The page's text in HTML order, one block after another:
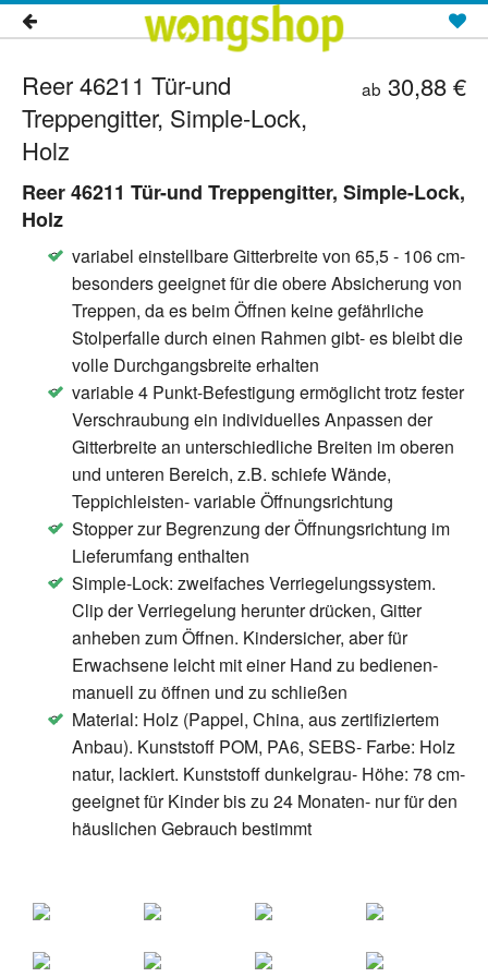
Die besten Produkte
Jeden hat mit Sicherheit schon ein Mal die Frage
gequält: Welches Produkt soll ich bei der grossen
Das Team von Wongshop hat es sich zur Aufgabe
gemacht, dieses Problem ein für alle Mal aus der Welt zu
schaffen indem wir für euch die besten und meist
verkauftesten Produkte aus dem Internet
zusammentragen. So könnt ihr schnell entscheiden was
die TOP Seller sind, denn eines ist klar, wenn ein Produkt
von den meisten Menschen gekauft wird, wurde es von
vielen Menschen an ihre Mitmenschen und Liebsten
empfohlen, da das Produkt zum einen einfach das Beste
ist vom Preis-Leistungsverhältnis.
Wie funktioniert Wongshop?
Wir haben für dich die beliebtesten
Produktkategorien analysiert und so über einen
besondern Algorithmus die meist verkauftesten
Produkte gefunden und für dich hier bereitgestellt.
Wir freuen uns wenn du zufrieden bist mit dem
gekauften Produkt und du uns deinen Freunden
weiterempfiehlst.
89 Bücher dünne
Samsung Serie 6
UE55HU6900 139,7 cm
ab 30,88 €
Reer 46211 Tür-und
Treppengitter, Simple-Lock,
Holz
Reer 46211 Tür-und Treppengitter, Simple-Lock,
Holz
variabel einstellbare Gitterbreite von 65,5 - 106 cm-
besonders geeignet für die obere Absicherung von
Treppen, da es beim Öffnen keine gefährliche
Stolperfalle durch einen Rahmen gibt- es bleibt die
volle Durchgangsbreite erhalten
variable 4 Punkt-Befestigung ermöglicht trotz fester
Verschraubung ein individuelles Anpassen der
Gitterbreite an unterschiedliche Breiten im oberen
und unteren Bereich, z.B. schiefe Wände,
Teppichleisten- variable Öffnungsrichtung
Stopper zur Begrenzung der Öffnungsrichtung im
Lieferumfang enthalten
Simple-Lock: zweifaches Verriegelungssystem.
Clip der Verriegelung herunter drücken, Gitter
anheben zum Öffnen. Kindersicher, aber für
Erwachsene leicht mit einer Hand zu bedienen-
manuell zu öffnen und zu schließen
Material: Holz (Pappel, China, aus zertifiziertem
Anbau). Kunststoff POM, PA6, SEBS- Farbe: Holz
natur, lackiert. Kunststoff dunkelgrau- Höhe: 78 cm-
geeignet für Kinder bis zu 24 Monaten- nur für den
häuslichen Gebrauch bestimmt